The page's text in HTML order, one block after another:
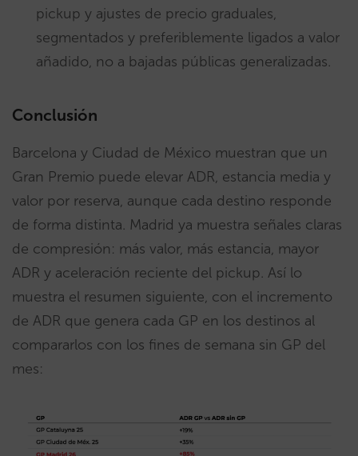
pickup y ajustes de precio graduales,
segmentados y preferiblemente ligados a valor
añadido, no a bajadas públicas generalizadas.
Conclusión
Barcelona y Ciudad de México muestran que un
Gran Premio puede elevar ADR, estancia media y
valor por reserva, aunque cada destino responde
de forma distinta. Madrid ya muestra señales claras
de compresión: más valor, más estancia, mayor
ADR y aceleración reciente del pickup. Así lo
muestra el resumen siguiente, con el incremento
de ADR que genera cada GP en los destinos al
compararlos con los fines de semana sin GP del
mes: